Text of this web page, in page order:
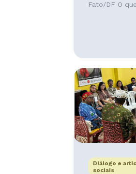
Fato/DF O
Diálogo e
sociais